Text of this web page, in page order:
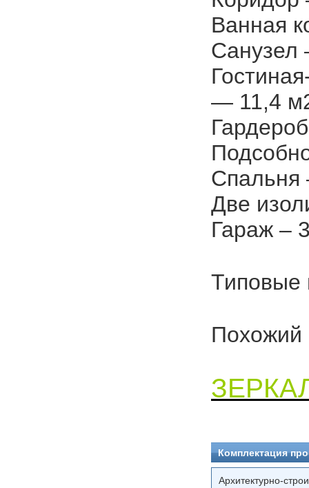
Ванная
Санузел
— 11,4
Спальня
Две
Гараж –
Типовые
Похожий
Комплектация
Архитектурно-